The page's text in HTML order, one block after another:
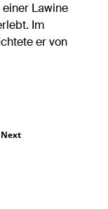
Lawine
Im
er von
Next